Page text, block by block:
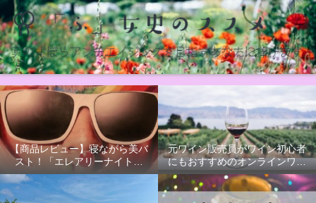
【商品レビュー】寝ながら美バ
スト！「エレアリーナイトブ
ラ」かわいいだけじゃないナイ
トブラ
元ワイン販売員がワイン初心者
にもおすすめのオンラインワイ
ンオーダーサービス【ポケット
ソムリエ】を利用してみた